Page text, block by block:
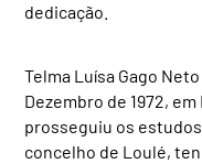
dedicação.
Telma Luísa Gago
Dezembro de 1972,
prosseguiu os
concelho de Loulé,